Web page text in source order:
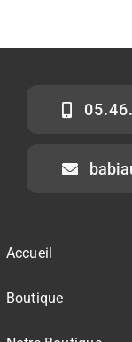
Accueil
Boutique